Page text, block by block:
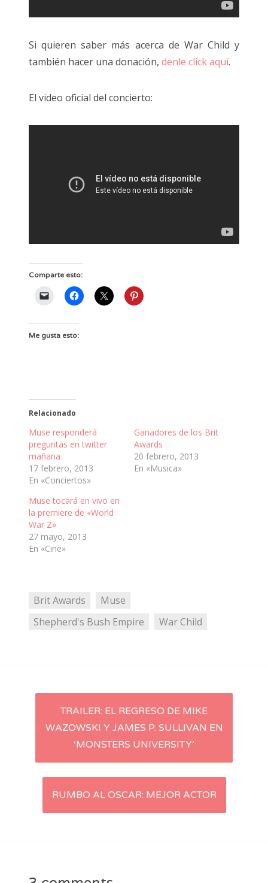
Si quieren saber más acerca de War Child y
también hacer una donación, denle click aquí.
El video oficial del concierto:
Comparte esto:
Me gusta esto:
Relacionado
Muse responderá
preguntas en twitter
mañana
17 febrero, 2013
En «Conciertos»
Ganadores de los Brit
Awards
20 febrero, 2013
En «Musica»
Muse tocará en vivo en
la premiere de «World
War Z»
27 mayo, 2013
En «Cine»
Brit Awards
Muse
Shepherd's Bush Empire
War Child
Post
navigation
TRAILER: EL REGRESO DE MIKE
WAZOWSKI Y JAMES P. SULLIVAN EN
‘MONSTERS UNIVERSITY’
RUMBO AL OSCAR: MEJOR ACTOR